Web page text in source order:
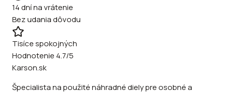
14 dní na vrátenie
Bez udania dôvodu
Tisíce spokojných
Hodnotenie 4.7/5
Karson.sk
Špecialista na použité náhradné diely pre osobné a